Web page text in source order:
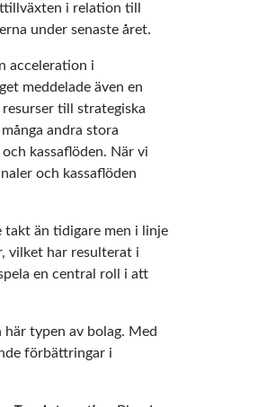
i relation till
under senaste året.
acceleration i
meddelade även en
till strategiska
andra stora
kassaflöden. När vi
och kassaflöden
takt än tidigare men i linje
vilket har resulterat i
en central roll i att
typen av bolag. Med
förbättringar i